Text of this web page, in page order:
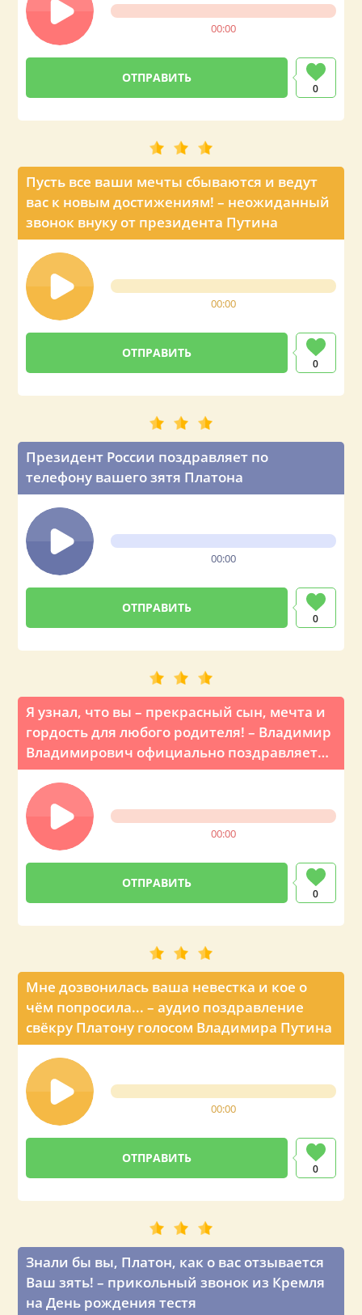
00:00
0
Пусть все ваши мечты сбываются и ведут
вас к новым достижениям! – неожиданный
звонок внуку от президента Путина
00:00
0
Президент России поздравляет по
телефону вашего зятя Платона
00:00
0
Я узнал, что вы – прекрасный сын, мечта и
гордость для любого родителя! – Владимир
Владимирович официально поздравляет
по телефону
00:00
0
Мне дозвонилась ваша невестка и кое о
чём попросила... – аудио поздравление
свёкру Платону голосом Владимира Путина
00:00
0
Знали бы вы, Платон, как о вас отзывается
Ваш зять! – прикольный звонок из Кремля
на День рождения тестя